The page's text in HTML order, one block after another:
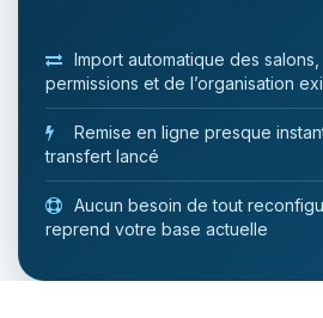
Import automatique des salons,
permissions et de l’organisation
Remise en ligne presque
transfert lancé
Aucun besoin de tout
reprend votre base actuelle